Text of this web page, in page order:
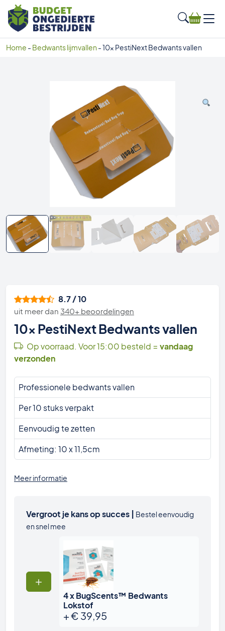
Home - Bedwants lijmvallen -10x PestiNext Bedwants vallen
8.7 / 10
uit meer dan 340+ beoordelingen
10x PestiNext Bedwants vallen
Op voorraad. Voor 15:00 besteld = vandaag
verzonden
Professionele bedwants vallen
Per 10 stuks verpakt
Eenvoudig te zetten
Afmeting: 10 x 11,5cm
Meer informatie
Vergroot je kans op succes | Bestel eenvoudig
en snel mee
4 x BugScents™ Bedwants
Lokstof
+€ 39,95